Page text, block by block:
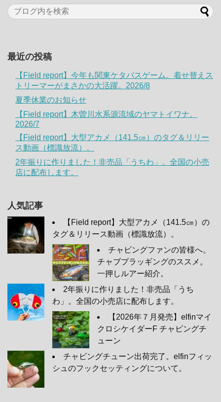
最近の投稿
【Field report】今年も関東ケタバスゲーム。着せ替えス
トリーマーがまさかの大活躍。2026/8
夏季休業のお知らせ
【Field report】木曽川水系源流域のヤマトイワナ。
2026/7
【Field report】大型アカメ（141.5㎝）のタグ＆リリー
ス動画（標識放流）。
2年振りに作りました！非売品「うちわ」。全国の小売
店に配布します。
人気記事
【Field report】大型アカメ（141.5㎝）の
タグ＆リリース動画（標識放流）。
チャビングファンの皆様へ。
チャブプラッギングのススメ。
一押しルアー紹介。
2年振りに作りました！非売品「うち
わ」。全国の小売店に配布します。
【2026年７月発売】elfinマイ
クロシケイダーF チャビングチ
ューン
チャビングチューン出荷完了。elfinフィッ
シュのフックセッティングについて。